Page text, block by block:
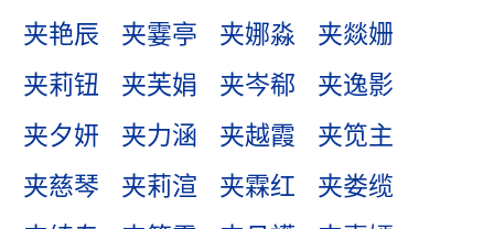
夹艳辰
夹霎亭 夹娜淼
夹燚姗
夹莉钮
夹芙娟 夹岑郗
夹逸影
夹夕妍
夹力涵 夹越霞
夹笕主
夹慈琴
夹莉渲 夹霖红
夹娄缆